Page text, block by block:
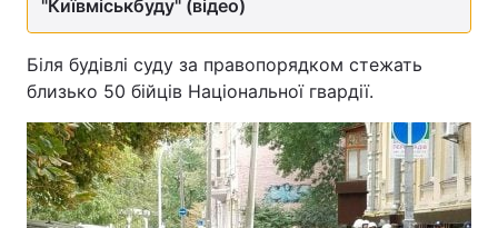
"Київміськбуду" (відео)
Біля будівлі суду за правопорядком стежать
близько 50 бійців Національної гвардії.